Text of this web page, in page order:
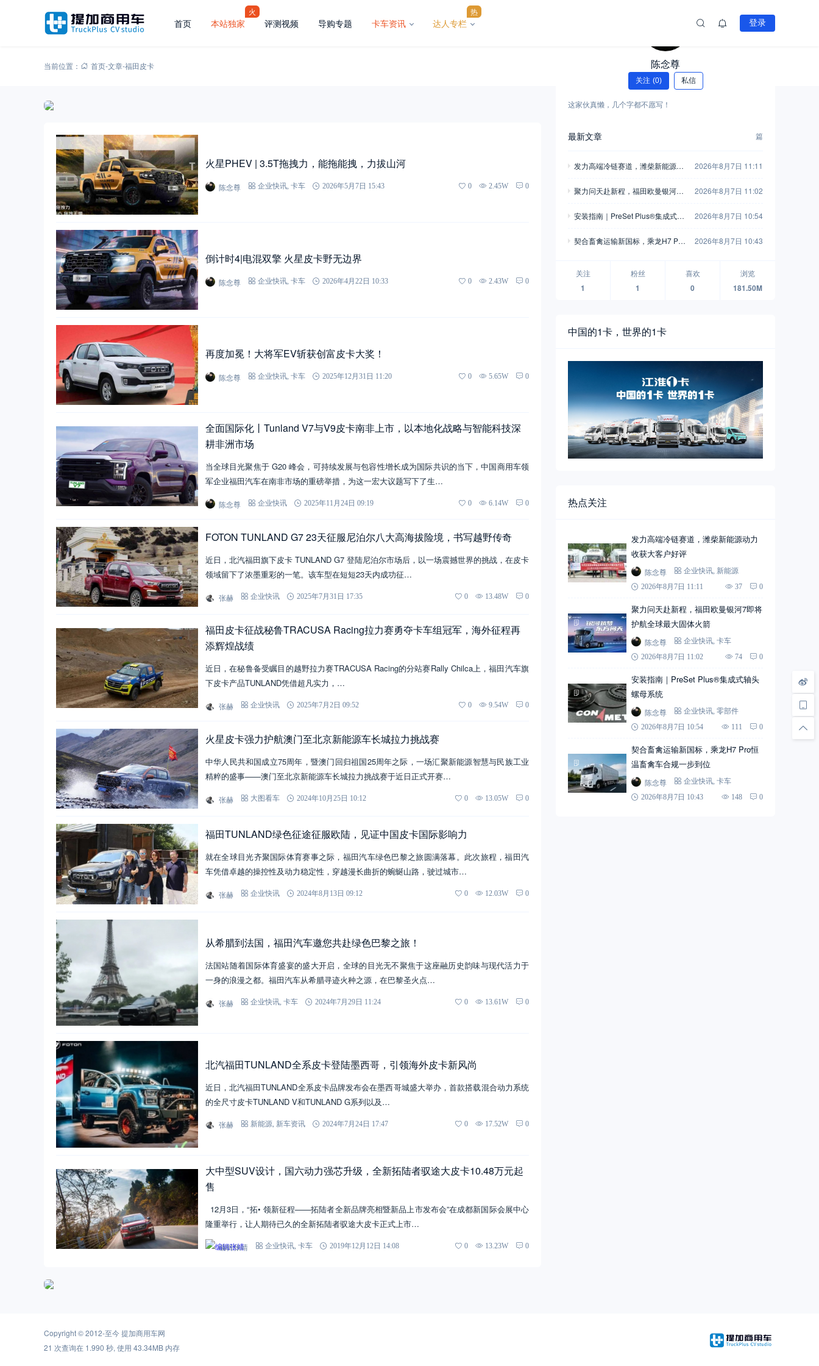
首页 本站独家
火
评测视频 导购专题 卡车资讯 达人专栏
热
登录
当前位置： 首页-文章-福田皮卡
火星PHEV | 3.5T拖拽力，能拖能拽，力拔山河
陈念尊 企业快讯, 卡车 2026年5月7日 15:43 0 2.45W 0
倒计时4|电混双擎 火星皮卡野无边界
陈念尊 企业快讯, 卡车 2026年4月22日 10:33 0 2.43W 0
再度加冕！大将军EV斩获创富皮卡大奖！
陈念尊 企业快讯, 卡车 2025年12月31日 11:20 0 5.65W 0
全面国际化丨Tunland V7与V9皮卡南非上市，以本地化战略与智能科技深
耕非洲市场
当全球目光聚焦于 G20 峰会，可持续发展与包容性增长成为国际共识的当下，中国商用车领
军企业福田汽车在南非市场的重磅举措，为这一宏大议题写下了生…
陈念尊 企业快讯 2025年11月24日 09:19 0 6.14W 0
FOTON TUNLAND G7 23天征服尼泊尔八大高海拔险境，书写越野传奇
近日，北汽福田旗下皮卡 TUNLAND G7 登陆尼泊尔市场后，以一场震撼世界的挑战，在皮卡
领域留下了浓墨重彩的一笔。该车型在短短23天内成功征…
张赫 企业快讯 2025年7月31日 17:35 0 13.48W 0
福田皮卡征战秘鲁TRACUSA Racing拉力赛勇夺卡车组冠军，海外征程再
添辉煌战绩
近日，在秘鲁备受瞩目的越野拉力赛TRACUSA Racing的分站赛Rally Chilca上，福田汽车旗
下皮卡产品TUNLAND凭借超凡实力，…
张赫 企业快讯 2025年7月2日 09:52 0 9.54W 0
火星皮卡强力护航澳门至北京新能源车长城拉力挑战赛
中华人民共和国成立75周年，暨澳门回归祖国25周年之际，一场汇聚新能源智慧与民族工业
精粹的盛事——澳门至北京新能源车长城拉力挑战赛于近日正式开赛…
张赫 大图看车 2024年10月25日 10:12 0 13.05W 0
福田TUNLAND绿色征途征服欧陆，见证中国皮卡国际影响力
就在全球目光齐聚国际体育赛事之际，福田汽车绿色巴黎之旅圆满落幕。此次旅程，福田汽
车凭借卓越的操控性及动力稳定性，穿越漫长曲折的蜿蜒山路，驶过城市…
张赫 企业快讯 2024年8月13日 09:12 0 12.03W 0
从希腊到法国，福田汽车邀您共赴绿色巴黎之旅！
法国站随着国际体育盛宴的盛大开启，全球的目光无不聚焦于这座融历史韵味与现代活力于
一身的浪漫之都。福田汽车从希腊寻迹火种之源，在巴黎圣火点…
张赫 企业快讯, 卡车 2024年7月29日 11:24 0 13.61W 0
北汽福田TUNLAND全系皮卡登陆墨西哥，引领海外皮卡新风尚
近日，北汽福田TUNLAND全系皮卡品牌发布会在墨西哥城盛大举办，首款搭载混合动力系统
的全尺寸皮卡TUNLAND V和TUNLAND G系列以及…
张赫 新能源, 新车资讯 2024年7月24日 17:47 0 17.52W 0
大中型SUV设计，国六动力强芯升级，全新拓陆者驭途大皮卡10.48万元起
售
12月3日，“拓• 领新征程——拓陆者全新品牌亮相暨新品上市发布会”在成都新国际会展中心
隆重举行，让人期待已久的全新拓陆者驭途大皮卡正式上市…
编辑张靖 企业快讯, 卡车 2019年12月12日 14:08 0 13.23W 0
陈念尊
关注 (0) 私信
这家伙真懒，几个字都不愿写！
最新文章 篇
发力高端冷链赛道，潍柴新能源动
2026年8月7日 11:11
聚力问天赴新程，福田欧曼银河7
2026年8月7日 11:02
安装指南｜PreSet Plus®集成式轴
2026年8月7日 10:54
契合畜禽运输新国标，乘龙H7 Pro
2026年8月7日 10:43
关注
1
粉丝
1
喜欢
0
浏览
181.50M
中国的1卡，世界的1卡
热点关注
发力高端冷链赛道，潍柴新能源动力
收获大客户好评
陈念尊 企业快讯 新能源
2026年8月7日 11:11
37 0
聚力问天赴新程，福田欧曼银河7即将
护航全球最大固体火箭
陈念尊 企业快讯 卡车
2026年8月7日 11:02
74 0
安装指南｜PreSet Plus®集成式轴头
螺母系统
陈念尊 企业快讯 零部件
2026年8月7日 10:54
111 0
契合畜禽运输新国标，乘龙H7 Pro恒
温畜禽车合规一步到位
陈念尊 企业快讯 卡车
2026年8月7日 10:43
148 0
Copyright © 2012-至今提加商用车网
21 次查询在 1.990 秒, 使用 43.34MB 内存